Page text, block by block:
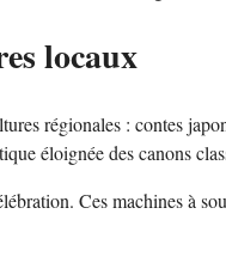
locaux
régionales : contes
éloignée des canons
Ces machines à